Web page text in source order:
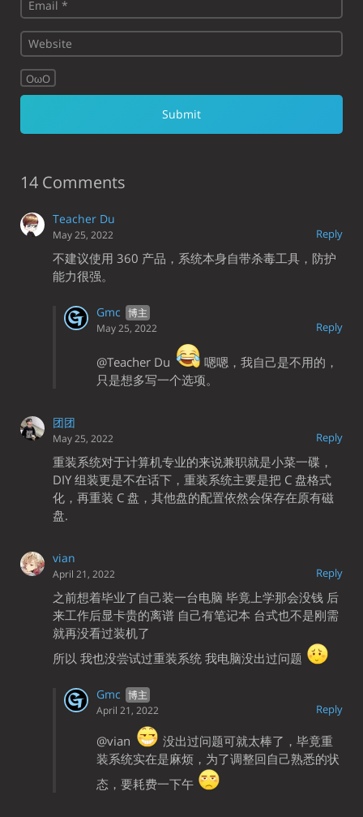
OωO
14 Comments
Teacher Du
Reply
May 25, 2022
不建议使用 360 产品，系统本身自带杀毒工具，防护
能力很强。
Gmc
Reply
May 25, 2022
@Teacher Du
嗯嗯，我自己是不用的，
只是想多写一个选项。
团团
Reply
May 25, 2022
重装系统对于计算机专业的来说兼职就是小菜一碟，
DIY 组装更是不在话下，重装系统主要是把 C 盘格式
化，再重装 C 盘，其他盘的配置依然会保存在原有磁
盘.
vian
Reply
April 21, 2022
之前想着毕业了自己装一台电脑 毕竟上学那会没钱 后
来工作后显卡贵的离谱 自己有笔记本 台式也不是刚需
就再没看过装机了
所以 我也没尝试过重装系统 我电脑没出过问题
Gmc
Reply
April 21, 2022
@vian
没出过问题可就太棒了，毕竟重
装系统实在是麻烦，为了调整回自己熟悉的状
态，要耗费一下午